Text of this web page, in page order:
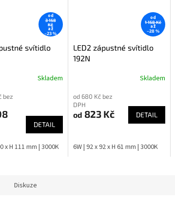
L / 3000K L / 4000K XL / 3000K XL / 4000K
od
3 158
Kč
až
–23 %
svítidlo
Skladem
bez
DETAIL
x H 111 mm | 3000K 20W | Ø 100 x H 111 mm | 4000K
od
1 158 Kč
až
–28 %
LED2 zápustné svítidlo
192N
Skladem
od 680 Kč bez
DPH
od 823 Kč DETAIL
6W | 92 x 92 x H 61 mm | 3000K
Diskuze